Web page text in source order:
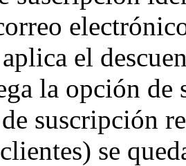
el
la opción
suscripción
se